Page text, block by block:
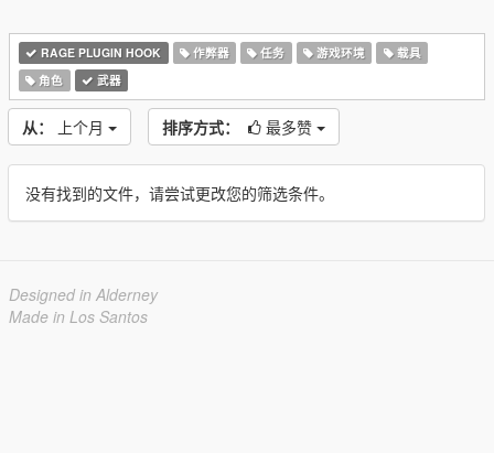
RAGE PLUGIN HOOK 作弊器 任务 游戏环境
载具
角色
武器
从： 上个月 排序方式： 最多赞
没有找到的文件，请尝试更改您的筛选条件。
Designed in Alderney
Made in Los Santos